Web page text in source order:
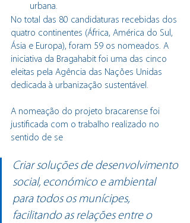
urbana.
No total das 80 candidaturas recebidas dos
quatro continentes (África, América do Sul,
Ásia e Europa), foram 59 os nomeados. A
iniciativa da Bragahabit foi uma das cinco
eleitas pela Agência das Nações Unidas
dedicada à urbanização sustentável.
A nomeação do projeto bracarense foi
justificada com o trabalho realizado no
sentido de se
Criar soluções de desenvolvimento
social, económico e ambiental
para todos os munícipes,
facilitando as relações entre o